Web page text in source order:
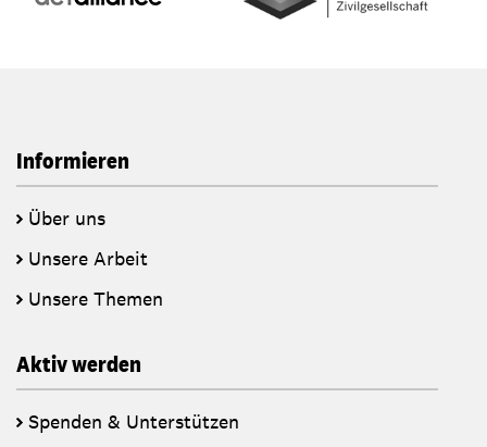
Informieren
Über uns
Unsere Arbeit
Unsere Themen
Aktiv werden
Spenden & Unterstützen